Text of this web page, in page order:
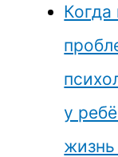
Когда
у
жизнь